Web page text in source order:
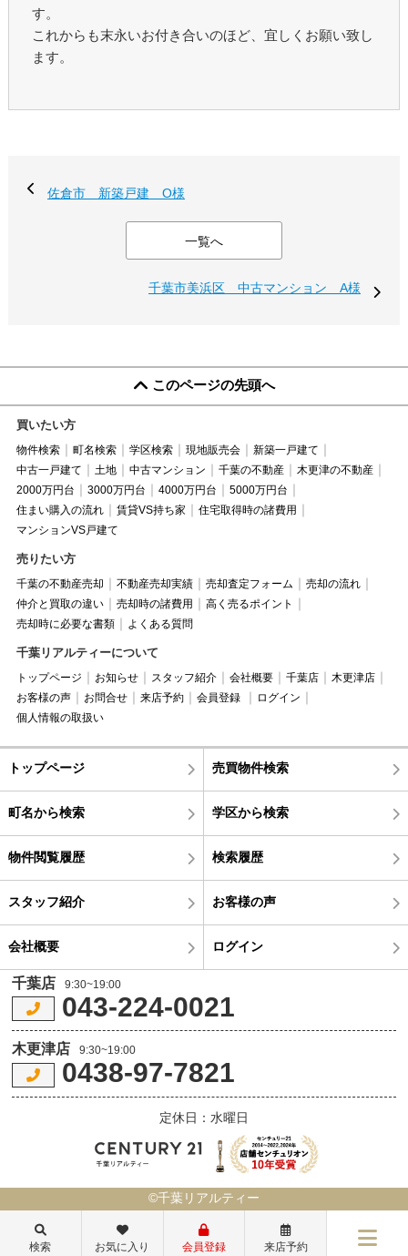
す。
これからも末永いお付き合いのほど、宜しくお願い致し
ます。
佐倉市 新築戸建 O様
一覧へ
千葉市美浜区 中古マンション A様
このページの先頭へ
買いたい方
物件検索 町名検索 学区検索 現地販売会
新築一戸建て
中古一戸建て
土地 中古マンション 千葉の不動産
木更津の不動産
2000万円台
3000万円台 4000万円台
5000万円台
住まい購入の流れ
賃貸VS持ち家
住宅取得時の諸費用
マンションVS戸建て
売りたい方
千葉の不動産売却 不動産売却実績 売却査定フォーム
売却の流れ
仲介と買取の違い
売却時の諸費用
高く売るポイント
売却時に必要な書類
よくある質問
千葉リアルティーについて
トップページ お知らせ スタッフ紹介 会社概要 千葉店
木更津店
お客様の声
お問合せ 来店予約 会員登録
ログイン
個人情報の取扱い
トップページ 売買物件検索
町名から検索 学区から検索
物件閲覧履歴 検索履歴
スタッフ紹介 お客様の声
会社概要 ログイン
千葉店 9:30~19:00
043-224-0021
木更津店 9:30~19:00
0438-97-7821
定休日：水曜日
©千葉リアルティー
検索 お気に入り 会員登録 来店予約